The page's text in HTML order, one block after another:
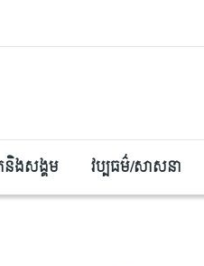
និងសង្គម វប្បធម៌/សាសនា